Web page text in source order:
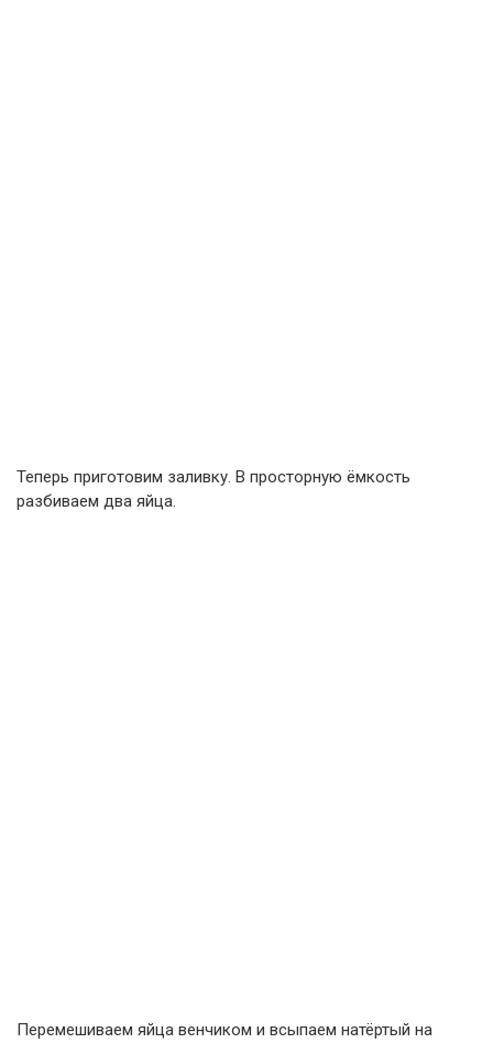
Теперь приготовим заливку. В просторную ёмкость
разбиваем два яйца.
Перемешиваем яйца венчиком и всыпаем натёртый на